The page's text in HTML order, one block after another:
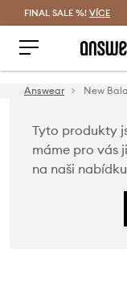
FINAL SALE %! VÍCE
Answear New
Tyto produkty
máme pro vás
na naši